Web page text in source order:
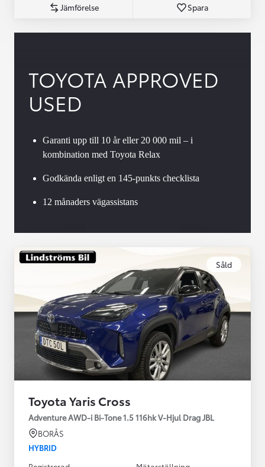
Jämförelse Spara
TOYOTA APPROVED
USED
Garanti upp till 10 år eller 20 000 mil – i
kombination med Toyota Relax
Godkända enligt en 145-punkts checklista
12 månaders vägassistans
Såld
Toyota Yaris Cross
Adventure AWD-i Bi-Tone 1.5 116hk V-Hjul Drag JBL
BORÅS
HYBRID